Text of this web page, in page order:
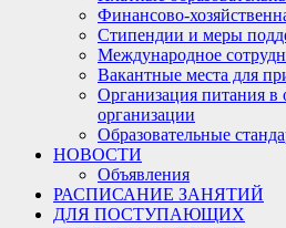
Финансово-
Стипендии и меры
Международное
Вакантные места для
Организация питания в
организации
Образовательные
НОВОСТИ
Объявления
РАСПИСАНИЕ ЗАНЯТИЙ
ДЛЯ ПОСТУПАЮЩИХ